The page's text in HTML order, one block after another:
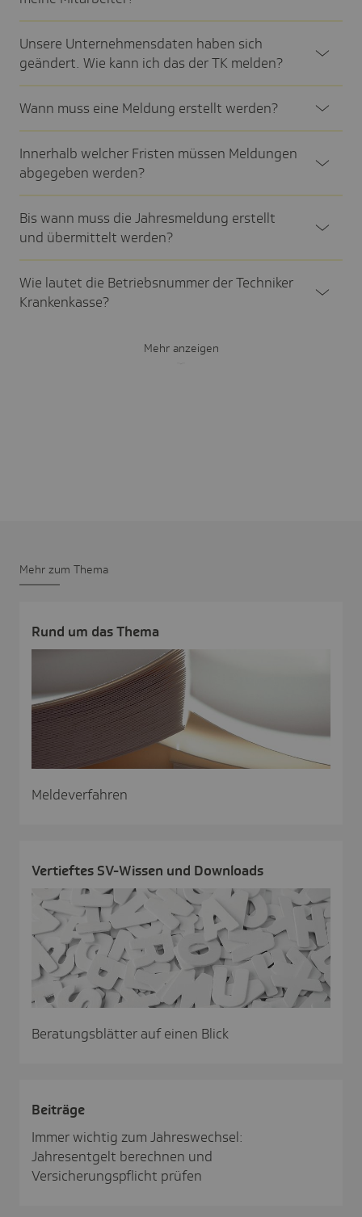
Unsere Unter­neh­mens­daten haben sich
geän­dert. Wie kann ich das der TK melden?
Wann muss eine Meldung erstellt werden?
Inner­halb welcher Fristen müssen Meldungen
abge­geben werden?
Bis wann muss die Jahres­mel­dung erstellt
und über­mit­telt werden?
Wie lautet die Betriebs­nummer der Tech­niker
Kran­ken­kasse?
Mehr anzeigen
Mehr zum Thema
Rund um das Thema
Meldeverfahren
Vertieftes SV-Wissen und Down­loads
Beratungsblätter auf einen Blick
Beiträge
Immer wichtig zum Jahreswechsel:
Jahresentgelt berechnen und
Versicherungspflicht prüfen